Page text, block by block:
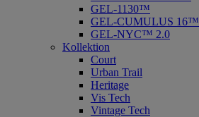
GEL-1130™
GEL-CUMULUS 16™
GEL-NYC™ 2.0
Kollektion
Court
Urban Trail
Heritage
Vis Tech
Vintage Tech